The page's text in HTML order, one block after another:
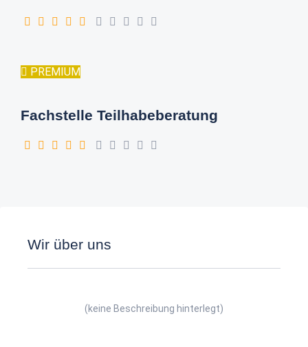
PREMIUM
Fachstelle Teilhabeberatung
Wir über uns
(keine Beschreibung hinterlegt)